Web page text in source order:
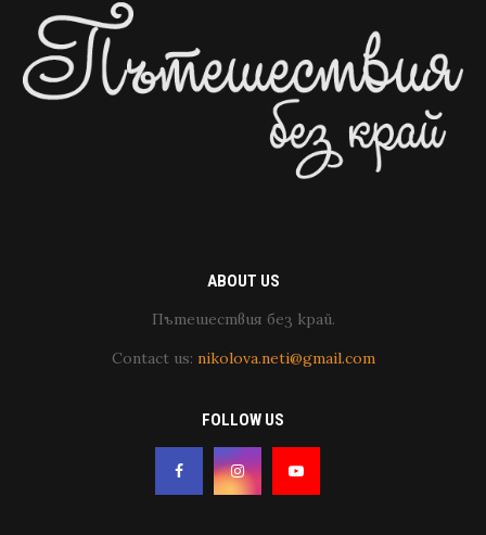
ABOUT US
Пътешествия без край.
Contact us: nikolova.neti@gmail.com
FOLLOW US